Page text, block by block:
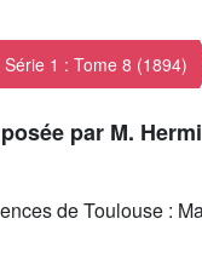
Série 1 : Tome 8 (1894)
par M.
de Toulouse :